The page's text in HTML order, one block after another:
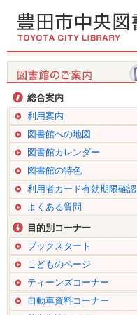
総合案内
利用案内
図書館への地図
図書館カレンダー
図書館の特色
利用者カード有効期限確認
よくある質問
目的別コーナー
ブックスタート
こどものページ
ティーンズコーナー
自動車資料コーナー